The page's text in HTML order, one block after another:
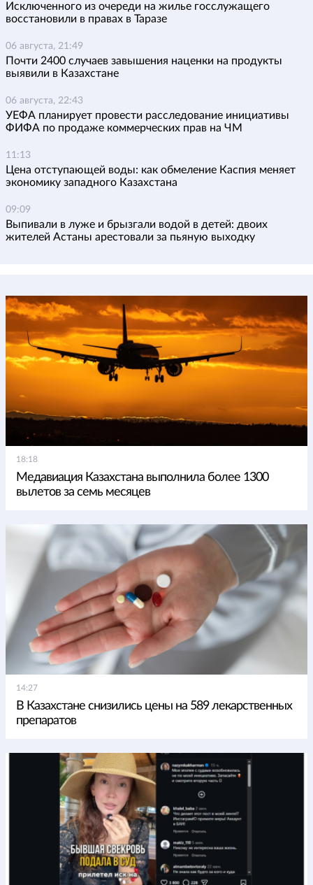
Исключенного из очереди на жилье госслужащего
восстановили в правах в Таразе
06 августа, 21:49
Почти 2400 случаев завышения наценки на продукты
выявили в Казахстане
06 августа, 22:43
УЕФА планирует провести расследование инициативы
ФИФА по продаже коммерческих прав на ЧМ
11:13
Цена отступающей воды: как обмеление Каспия меняет
экономику западного Казахстана
09:09
Выпивали в луже и брызгали водой в детей: двоих
жителей Астаны арестовали за пьяную выходку
18:18
Медавиация Казахстана выполнила более 1300
вылетов за семь месяцев
14:27
В Казахстане снизились цены на 589 лекарственных
препаратов